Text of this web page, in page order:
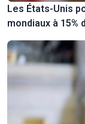
Les États-Unis
mondiaux à